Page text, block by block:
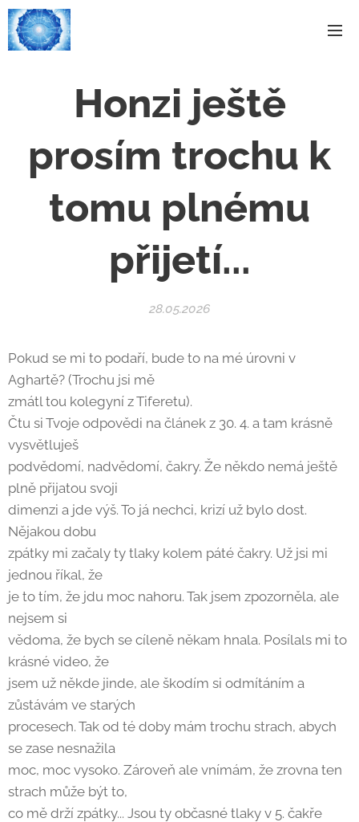
Honzi ještě
prosím trochu k
tomu plnému
přijetí...
28.05.2026
Pokud se mi to podaří, bude to na mé úrovni v
Aghartě? (Trochu jsi mě
zmátl tou kolegyní z Tiferetu).
Čtu si Tvoje odpovědi na článek z 30. 4. a tam krásně
vysvětluješ
podvědomí, nadvědomí, čakry. Že někdo nemá ještě
plně přijatou svoji
dimenzi a jde výš. To já nechci, krizí už bylo dost.
Nějakou dobu
zpátky mi začaly ty tlaky kolem páté čakry. Už jsi mi
jednou říkal, že
je to tím, že jdu moc nahoru. Tak jsem zpozorněla, ale
nejsem si
vědoma, že bych se cíleně někam hnala. Posílals mi to
krásné video, že
jsem už někde jinde, ale škodím si odmítáním a
zůstávám ve starých
procesech. Tak od té doby mám trochu strach, abych
se zase nesnažila
moc, moc vysoko. Zároveň ale vnímám, že zrovna ten
strach může být to,
co mě drží zpátky... Jsou ty občasné tlaky v 5. čakře